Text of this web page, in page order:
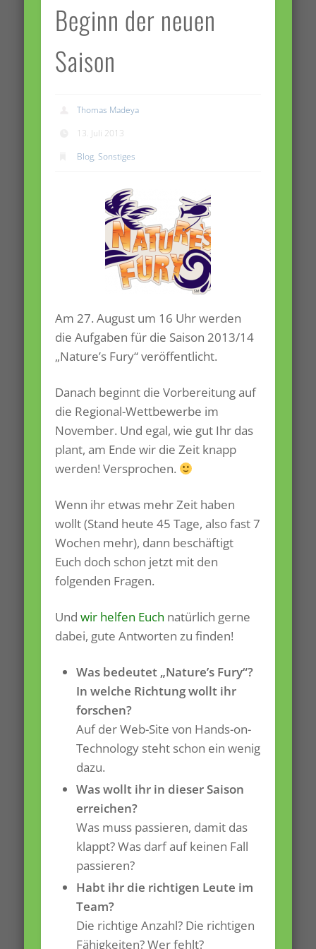
Beginn der neuen
Saison
Thomas Madeya
13. Juli 2013
Blog,Sonstiges
Am 27. August um 16 Uhr werden
die Aufgaben für die Saison 2013/14
„Nature’s Fury“ veröffentlicht.
Danach beginnt die Vorbereitung auf
die Regional-Wettbewerbe im
November. Und egal, wie gut Ihr das
plant, am Ende wir die Zeit knapp
werden! Versprochen.
Wenn ihr etwas mehr Zeit haben
wollt (Stand heute 45 Tage, also fast 7
Wochen mehr), dann beschäftigt
Euch doch schon jetzt mit den
folgenden Fragen.
Undwir helfen Euch natürlich gerne
dabei, gute Antworten zu finden!
Was bedeutet „Nature’s Fury“?
In welche Richtung wollt ihr
forschen?
Auf der Web-Site von Hands-on-
Technology steht schon ein wenig
dazu.
Was wollt ihr in dieser Saison
erreichen?
Was muss passieren, damit das
klappt? Was darf auf keinen Fall
passieren?
Habt ihr die richtigen Leute im
Team?
Die richtige Anzahl? Die richtigen
Fähigkeiten? Wer fehlt?